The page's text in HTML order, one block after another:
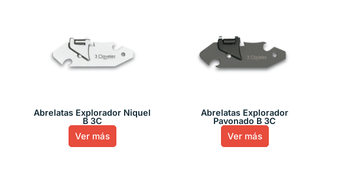
Abrelatas Explorador Niquel
B 3C
Ver más
Abrelatas Explorador
Pavonado B 3C
Ver más